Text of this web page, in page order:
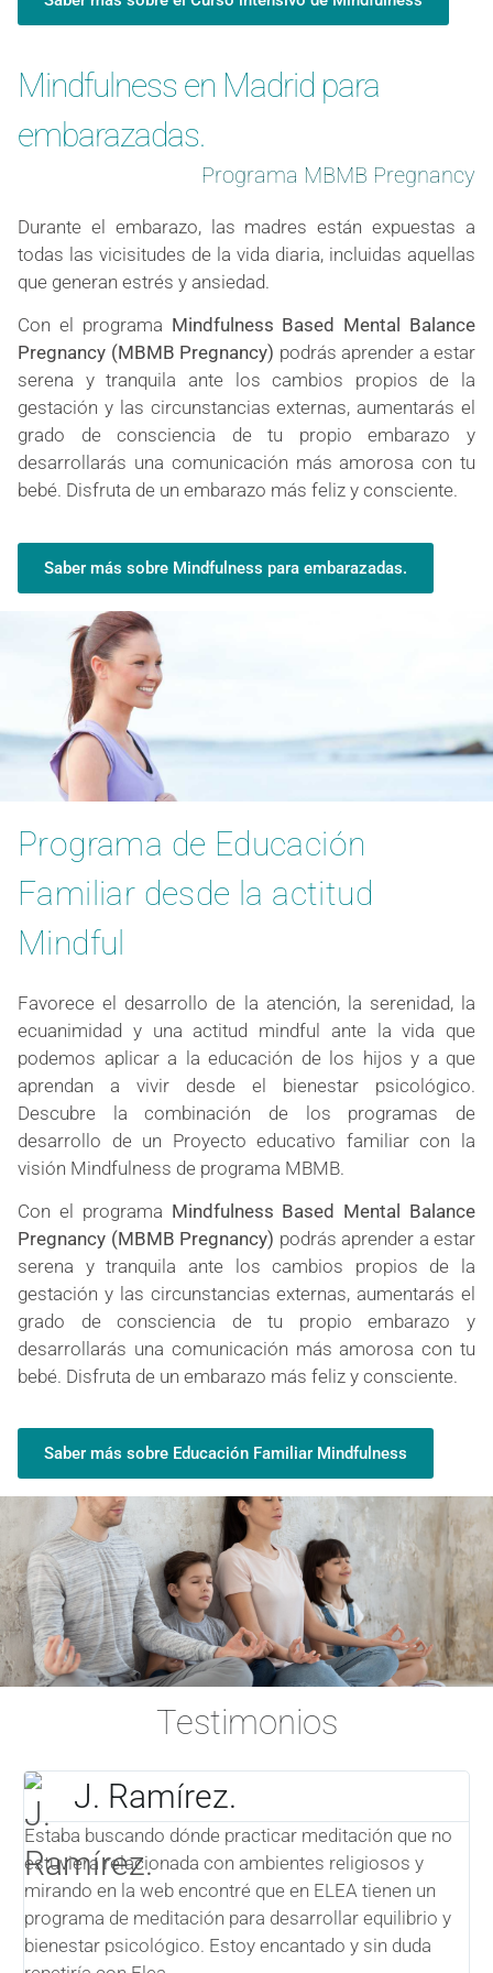
Mindfulness en Madrid para
embarazadas.
Programa MBMB Pregnancy
Durante el embarazo, las madres están expuestas a
todas las vicisitudes de la vida diaria, incluidas aquellas
que generan estrés y ansiedad.
Con el programa Mindfulness Based Mental Balance
Pregnancy (MBMB Pregnancy) podrás aprender a estar
serena y tranquila ante los cambios propios de la
gestación y las circunstancias externas, aumentarás el
grado de consciencia de tu propio embarazo y
desarrollarás una comunicación más amorosa con tu
bebé. Disfruta de un embarazo más feliz y consciente.
Saber más sobre Mindfulness para embarazadas.
Programa de Educación
Familiar desde la actitud
Mindful
Favorece el desarrollo de la atención, la serenidad, la
ecuanimidad y una actitud mindful ante la vida que
podemos aplicar a la educación de los hijos y a que
aprendan a vivir desde el bienestar psicológico.
Descubre la combinación de los programas de
desarrollo de un Proyecto educativo familiar con la
visión Mindfulness de programa MBMB.
Con el programa Mindfulness Based Mental Balance
Pregnancy (MBMB Pregnancy) podrás aprender a estar
serena y tranquila ante los cambios propios de la
gestación y las circunstancias externas, aumentarás el
grado de consciencia de tu propio embarazo y
desarrollarás una comunicación más amorosa con tu
bebé. Disfruta de un embarazo más feliz y consciente.
Saber más sobre Educación Familiar Mindfulness
Testimonios
J. Ramírez.
Estaba buscando dónde practicar meditación que no
estuviera relacionada con ambientes religiosos y
mirando en la web encontré que en ELEA tienen un
programa de meditación para desarrollar equilibrio y
bienestar psicológico. Estoy encantado y sin duda